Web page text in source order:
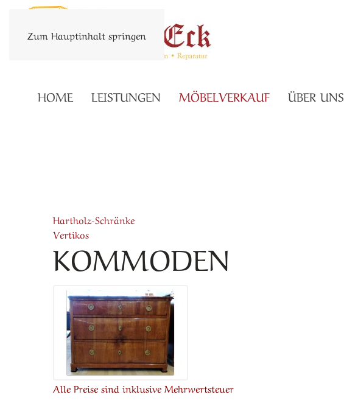
Zum Hauptinhalt springen
HOME LEISTUNGEN MÖBELVERKAUF ÜBER UNS
Hartholz-Schränke
Vertikos
KOMMODEN
Alle Preise sind inklusive Mehrwertsteuer